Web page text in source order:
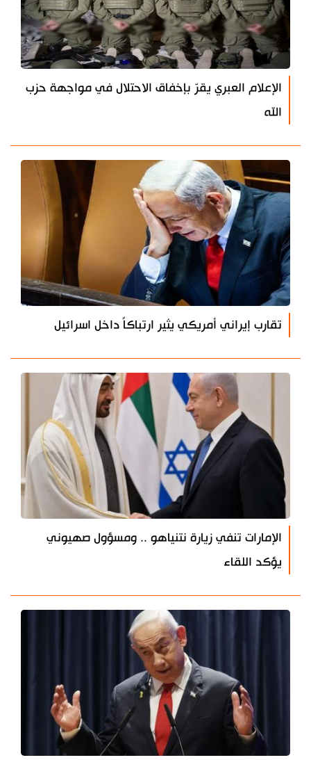
الإعلام العبري يقرّ بإخفاق الاحتلال في مواجهة حزب
الله
تقارب إيراني أمريكي يثير ارتباكاً داخل اسرائيل
الإمارات تنفي زيارة نتنياهو .. ومسؤول صهيوني
يؤكد اللقاء